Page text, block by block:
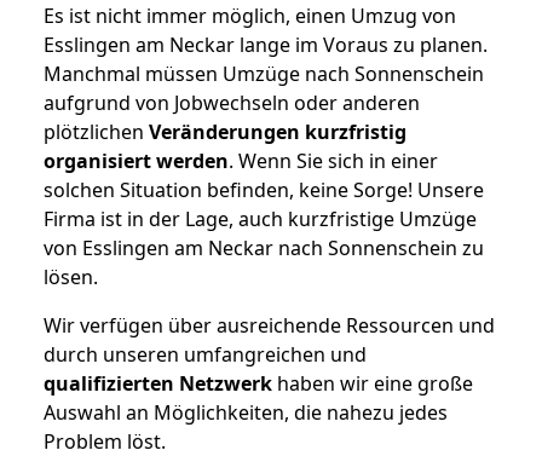
Es ist nicht immer möglich, einen Umzug von
Esslingen am Neckar lange im Voraus zu planen.
Manchmal müssen Umzüge nach Sonnenschein
aufgrund von Jobwechseln oder anderen
plötzlichen Veränderungen kurzfristig
organisiert werden. Wenn Sie sich in einer
solchen Situation befinden, keine Sorge! Unsere
Firma ist in der Lage, auch kurzfristige Umzüge
von Esslingen am Neckar nach Sonnenschein zu
lösen.
Wir verfügen über ausreichende Ressourcen und
durch unseren umfangreichen und
qualifizierten Netzwerk haben wir eine große
Auswahl an Möglichkeiten, die nahezu jedes
Problem löst.